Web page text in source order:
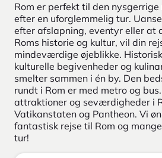
Rom er perfekt til den
efter en uforglemmelig tur.
efter afslapning, eventyr eller at
Roms historie og kultur, vil din
mindeværdige øjeblikke.
kulturelle begivenheder og
smelter sammen i én by. Den
rundt i Rom er med metro og
attraktioner og seværdigheder i
Vatikanstaten og Pantheon. Vi
fantastisk rejse til Rom og
tur!